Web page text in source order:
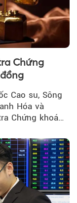
Chứng
Cao su, Sông
Hóa và
Chứng khoán
tin trên